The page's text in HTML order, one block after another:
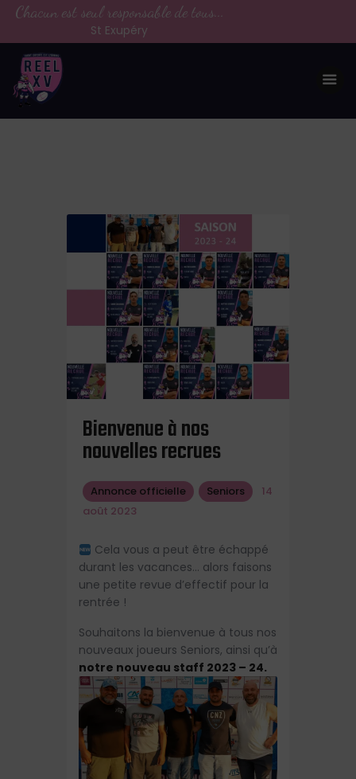
Chacun est seul responsable de tous...
St Exupéry
MEDIAS
CONTACT
Bienvenue à nos
nouvelles recrues
Annonce officielle Seniors
14
août 2023
Cela vous a peut être échappé
durant les vacances… alors faisons
une petite revue d’effectif pour la
rentrée !
Souhaitons la bienvenue à tous nos
nouveaux joueurs Seniors, ainsi qu’à
notre nouveau staff 2023 – 24.